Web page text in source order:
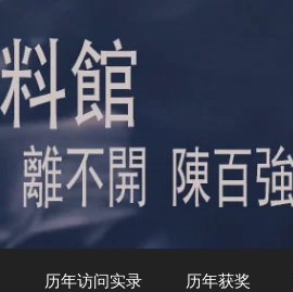
历年访问实录 历年获奖